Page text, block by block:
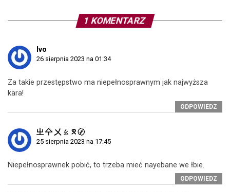
1 KOMENTARZ
Ivo
26 sierpnia 2023 na 01:34
Za takie przestępstwo ma niepełnosprawnym jak najwyższa
kara!
ODPOWIEDZ
㞢 㐃 㐅 ㄠ ᘝ 〄
25 sierpnia 2023 na 17:45
Niepełnosprawnek pobić, to trzeba mieć nayebane we łbie.
ODPOWIEDZ